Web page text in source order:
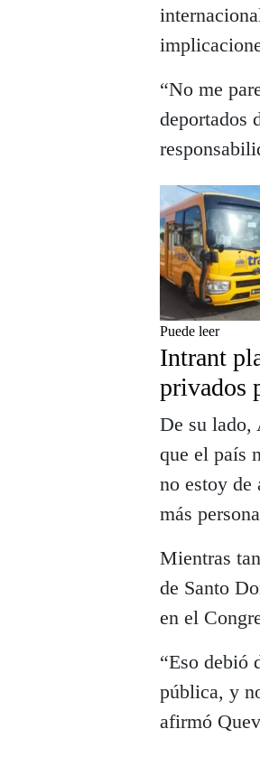
“No me
deportados
Puede leer
Intrant
privados
De su lado,
que el país
no estoy de
más
Mientras
de Santo
en el
“Eso debió
pública, y
afirmó